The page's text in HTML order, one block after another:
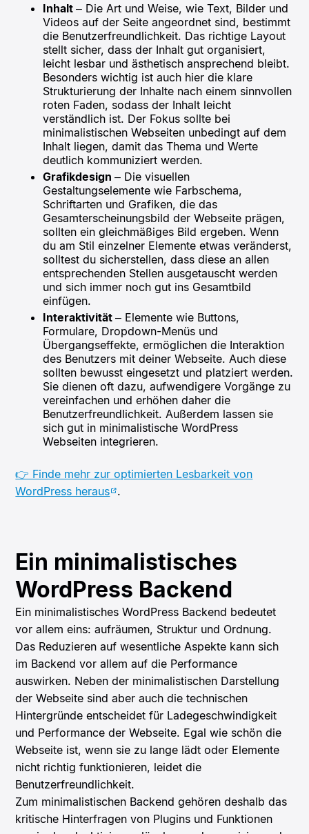
Inhalt– Die Art und Weise, wie Text, Bilder und
Videos auf der Seite angeordnet sind, bestimmt
die Benutzerfreundlichkeit. Das richtige Layout
stellt sicher, dass der Inhalt gut organisiert,
leicht lesbar und ästhetisch ansprechend bleibt.
Besonders wichtig ist auch hier die klare
Strukturierung der Inhalte nach einem sinnvollen
roten Faden, sodass der Inhalt leicht
verständlich ist. Der Fokus sollte bei
minimalistischen Webseiten unbedingt auf dem
Inhalt liegen, damit das Thema und Werte
deutlich kommuniziert werden.
Grafikdesign– Die visuellen
Gestaltungselemente wie Farbschema,
Schriftarten und Grafiken, die das
Gesamterscheinungsbild der Webseite prägen,
sollten ein gleichmäßiges Bild ergeben. Wenn
du am Stil einzelner Elemente etwas veränderst,
solltest du sicherstellen, dass diese an allen
entsprechenden Stellen ausgetauscht werden
und sich immer noch gut ins Gesamtbild
einfügen.
Interaktivität– Elemente wie Buttons,
Formulare, Dropdown-Menüs und
Übergangseffekte, ermöglichen die Interaktion
des Benutzers mit deiner Webseite. Auch diese
sollten bewusst eingesetzt und platziert werden.
Sie dienen oft dazu, aufwendigere Vorgänge zu
vereinfachen und erhöhen daher die
Benutzerfreundlichkeit. Außerdem lassen sie
sich gut in minimalistische WordPress
Webseiten integrieren.
👉 Finde mehr zur optimierten Lesbarkeit von
WordPress heraus .
Ein minimalistisches
WordPress Backend
Ein minimalistisches WordPress Backend bedeutet
vor allem eins: aufräumen, Struktur und Ordnung.
Das Reduzieren auf wesentliche Aspekte kann sich
im Backend vor allem auf die Performance
auswirken. Neben der minimalistischen Darstellung
der Webseite sind aber auch die technischen
Hintergründe entscheidet für Ladegeschwindigkeit
und Performance der Webseite. Egal wie schön die
Webseite ist, wenn sie zu lange lädt oder Elemente
nicht richtig funktionieren, leidet die
Benutzerfreundlichkeit.
Zum minimalistischen Backend gehören deshalb das
kritische Hinterfragen von Plugins und Funktionen